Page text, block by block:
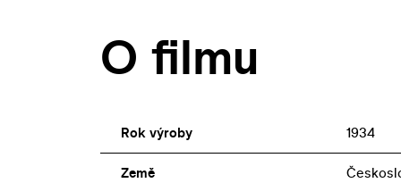
O filmu
Rok výroby 1934
Země